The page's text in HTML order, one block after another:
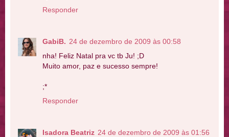
Responder
GabiB. 24 de dezembro de 2009 às 00:58
nha! Feliz Natal pra vc tb Ju! ;D
Muito amor, paz e sucesso sempre!
;*
Responder
Isadora Beatriz 24 de dezembro de 2009 às 01:56